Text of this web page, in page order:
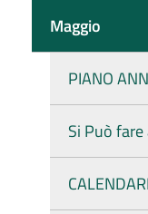
Maggio
PIANO
Si Può